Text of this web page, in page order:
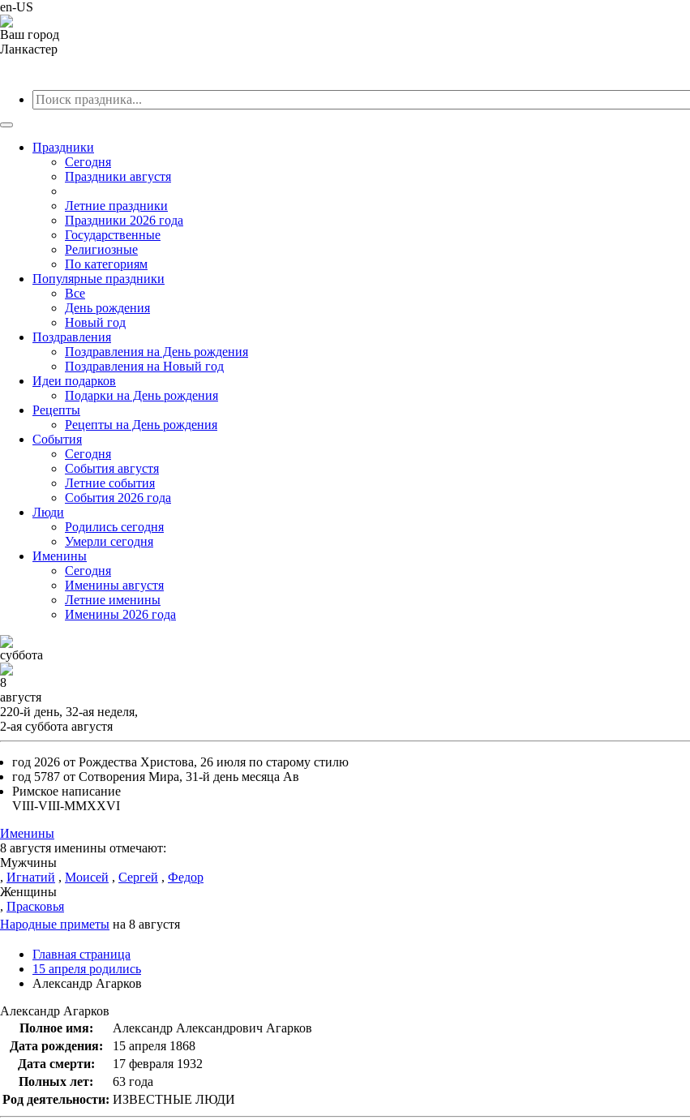
en-US
Ваш город
Ланкастер
Праздники
Cегодня
Праздники августя
Летние праздники
Праздники 2026 года
Государственные
Религиозные
По категориям
Популярные праздники
Все
День рождения
Новый год
Поздравления
Поздравления на День рождения
Поздравления на Новый год
Идеи подарков
Подарки на День рождения
Рецепты
Рецепты на День рождения
События
Cегодня
События августя
Летние события
События 2026 года
Люди
Родились сегодня
Умерли сегодня
Именины
Cегодня
Именины августя
Летние именины
Именины 2026 года
суббота
8
августя
220-й день, 32-ая неделя,
2-ая суббота августя
год 2026 от Рождества Христова, 26 июля по старому стилю
год 5787 от Сотворения Мира, 31-й день месяца Ав
Римское написание
VIII-VIII-MMXXVI
Именины
8 августя именины отмечают:
Мужчины
, Игнатий , Моисей , Сергей , Федор
Женщины
, Прасковья
Народные приметы на 8 августя
Главная страница
15 апреля родились
Александр Агарков
Александр Агарков
Полное имя:
Александр Александрович Агарков
Дата рождения:
15 апреля 1868
Дата смерти:
17 февраля 1932
Полных лет:
63 года
Род деятельности: ИЗВЕСТНЫЕ ЛЮДИ